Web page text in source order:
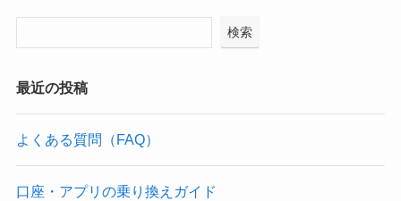
検索
最近の投稿
よくある質問（FAQ）
口座・アプリの乗り換えガイド